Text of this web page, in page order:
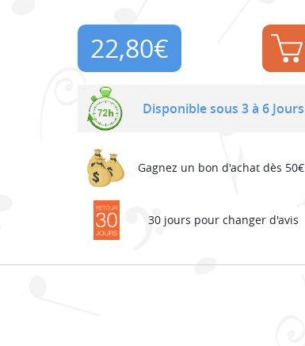
22,80€
Disponible sous 3 à 6 Jours
Gagnez un bon d'achat dès 50€
30 jours pour changer d'avis